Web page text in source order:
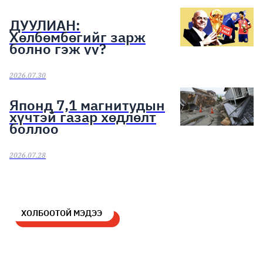
ДУУЛИАН:
Хөлбөмбөгийг зарж
болно гэж үү?
2026.07.30
Японд 7,1 магнитудын
хүчтэй газар хөдлөлт
боллоо
2026.07.28
ХОЛБООТОЙ МЭДЭЭ